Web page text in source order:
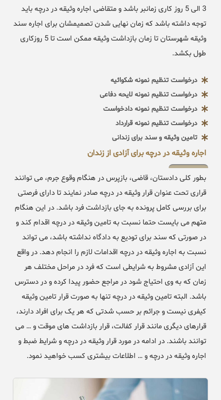
3 الی 5 روز کاری زمانبر باشد و متقاضی اجاره وثیقه در درچه باید
توجه داشته باشد که زمان نهایی شدن تصمیمشان برای اجاره سند
وثیقه شهرستان تا زمان بازداشت وثیقه ممکن است تا 5 روزکاری
طول بکشد.
درخواست تنظیم نمونه شکوائیه
درخواست تنظیم نمونه لایحه دفاعی
درخواست تنظیم نمونه دادخواست
درخواست تنظیم نمونه قرارداد
تامین وثیقه و سند برای زندانی
اجاره وثیقه در درچه برای آزادی از زندان
بطور کلی دادستان، قاضی، بازپرس در هنگام وقوع جرم، می توانند
قراری تحت عنوان قرار وثیقه در درچه صادر نمایند تا دارای فرصتی
برای بررسی کامل پرونده به جای بازداشت فرد باشد. در این هنگام
متهم می بایست حتما نسبت به تامین وثیقه در درچه اقدام کند و
در صورتی که سند برای تودیع به دادگاه نداشته باشد، می تواند
نسبت به اجاره وثیقه در درچه اقدامات لازم را انجام دهد. در واقع
این آزادی مشروط به شرایطی است که فرد در مراحل مختلف هر
زمان که به وی احتیاج شود در مراجع حضور پیدا کرده و در دسترس
باشد. البته تامین وثیقه در درچه تنها به صورت قرار تامین وثیقه
کیفری نیست و جرائم بر حسب شدتی که هر یک برای افراد دارند،
قرارهای دیگری مانند قرار کفالت، قرار بازداشت های موقت و … می
توانند باشند. در ادامه در مورد قرار وثیقه در درچه و شرایط ضبط و
اجاره وثیقه در درچه و … اطلاعات بیشتری کسب خواهید نمود.